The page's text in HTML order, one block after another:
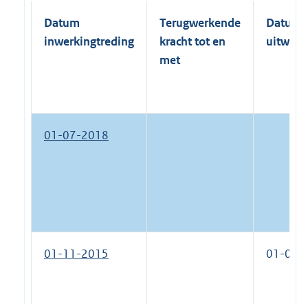
Datum
inwerkingtreding
Terugwerkende
kracht tot en
met
Datum
01-07-2018
01-11-2015 01-07-